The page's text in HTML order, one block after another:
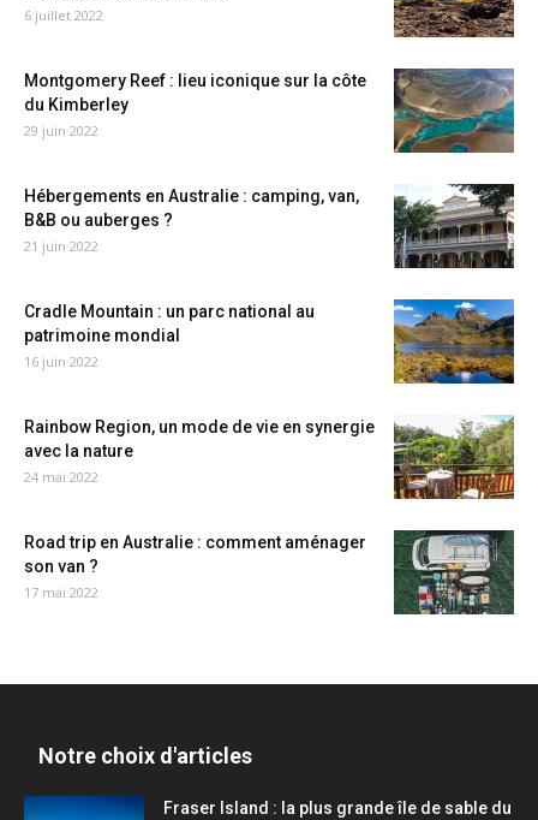
6 juillet 2022
Montgomery Reef : lieu iconique sur la côte
du Kimberley
29 juin 2022
Hébergements en Australie : camping, van,
B&B ou auberges ?
21 juin 2022
Cradle Mountain : un parc national au
patrimoine mondial
16 juin 2022
Rainbow Region, un mode de vie en synergie
avec la nature
24 mai 2022
Road trip en Australie : comment aménager
son van ?
17 mai 2022
Notre choix d'articles
Fraser Island : la plus grande île de sable du